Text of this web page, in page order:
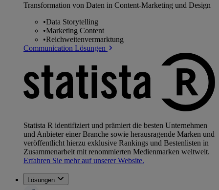
Transformation von Daten in Content-Marketing und Design
•Data Storytelling
•Marketing Content
•Reichweitenvermarktung
Communication Lösungen
Statista R identifiziert und prämiert die besten Unternehmen
und Anbieter einer Branche sowie herausragende Marken und
veröffentlicht hierzu exklusive Rankings und Bestenlisten in
Zusammenarbeit mit renommierten Medienmarken weltweit.
Erfahren Sie mehr auf unserer Website.
Lösungen